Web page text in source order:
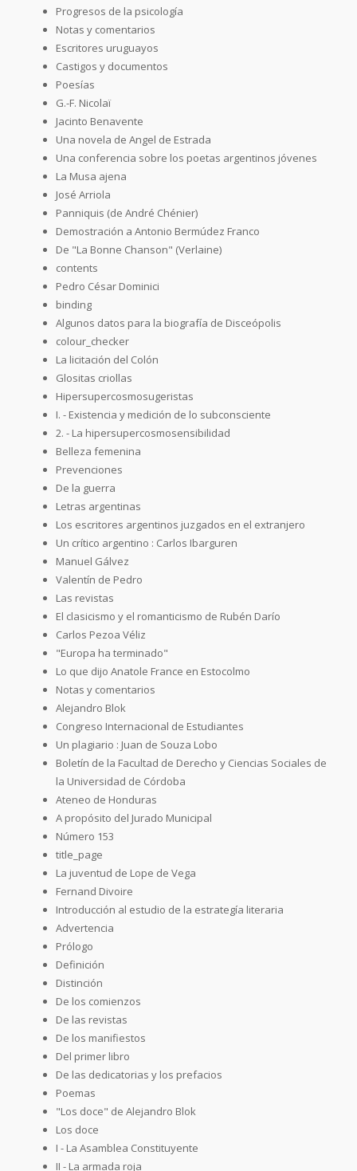
Progresos de la psicología
Notas y comentarios
Escritores uruguayos
Castigos y documentos
Poesías
G.-F. Nicolaï
Jacinto Benavente
Una novela de Angel de Estrada
Una conferencia sobre los poetas argentinos jóvenes
La Musa ajena
José Arriola
Panniquis (de André Chénier)
Demostración a Antonio Bermúdez Franco
De "La Bonne Chanson" (Verlaine)
contents
Pedro César Dominici
binding
Algunos datos para la biografía de Disceópolis
colour_checker
La licitación del Colón
Glositas criollas
Hipersupercosmosugeristas
I. - Existencia y medición de lo subconsciente
2. - La hipersupercosmosensibilidad
Belleza femenina
Prevenciones
De la guerra
Letras argentinas
Los escritores argentinos juzgados en el extranjero
Un crítico argentino : Carlos Ibarguren
Manuel Gálvez
Valentín de Pedro
Las revistas
El clasicismo y el romanticismo de Rubén Darío
Carlos Pezoa Véliz
"Europa ha terminado"
Lo que dijo Anatole France en Estocolmo
Notas y comentarios
Alejandro Blok
Congreso Internacional de Estudiantes
Un plagiario : Juan de Souza Lobo
Boletín de la Facultad de Derecho y Ciencias Sociales de
la Universidad de Córdoba
Ateneo de Honduras
A propósito del Jurado Municipal
Número 153
title_page
La juventud de Lope de Vega
Fernand Divoire
Introducción al estudio de la estrategía literaria
Advertencia
Prólogo
Definición
Distinción
De los comienzos
De las revistas
De los manifiestos
Del primer libro
De las dedicatorias y los prefacios
Poemas
"Los doce" de Alejandro Blok
Los doce
I - La Asamblea Constituyente
II - La armada roja